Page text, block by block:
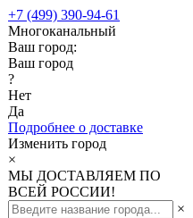
+7 (499) 390-94-61
Многоканальный
Ваш город:
Ваш город
?
Нет
Да
Подробнее о доставке
Изменить город
×
МЫ ДОСТАВЛЯЕМ ПО
ВСЕЙ РОССИИ!
×